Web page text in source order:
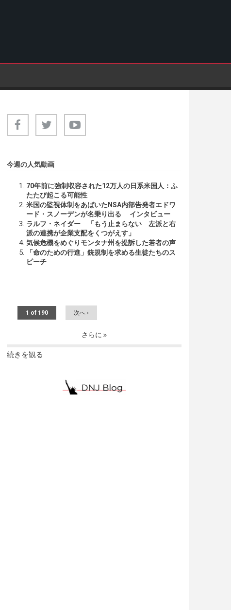
今週の人気動画
70年前に強制収容された12万人の日系米国人：ふ
たたび起こる可能性
米国の監視体制をあばいたNSA内部告発者エドワ
ード・スノーデンが名乗り出る インタビュー
ラルフ・ネイダー 「もう止まらない 左派と右
派の連携が企業支配をくつがえす」
気候危機をめぐりモンタナ州を提訴した若者の声
「命のための行進」銃規制を求める生徒たちのス
ピーチ
1 of 190 次へ ›
さらに
続きを観る